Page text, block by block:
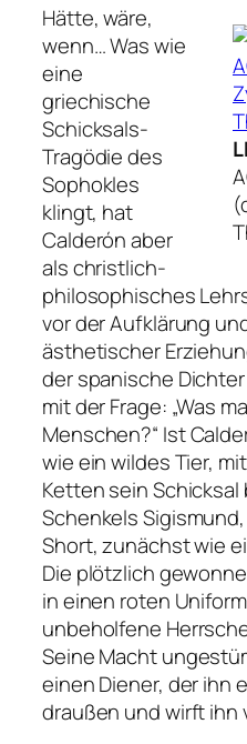
Hätte, wäre,
wenn… Was wie
eine
griechische
Schicksals-
Tragödie des
Sophokles
klingt, hat
Calderón aber
als christlich-
philosophisches
vor der Aufklärung
ästhetischer
der spanische
mit der Frage: „Was
Menschen?“ Ist
wie ein wildes Tier,
Ketten sein
Schenkels
Short, zunächst wie
Die plötzlich
in einen roten
unbeholfene
Seine Macht
einen Diener, der ihn
draußen und wirft ihn